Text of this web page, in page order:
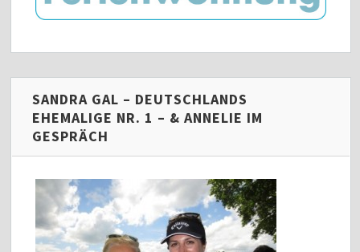
SANDRA GAL – DEUTSCHLANDS
EHEMALIGE NR. 1 – & ANNELIE IM
GESPRÄCH